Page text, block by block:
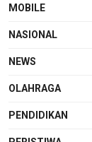
MOBILE
NASIONAL
NEWS
OLAHRAGA
PENDIDIKAN